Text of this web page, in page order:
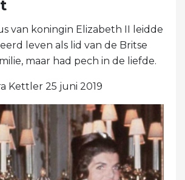
van koningin Elizabeth II leidde
leven als lid van de Britse
maar had pech in de liefde.
Kettler 25 juni 2019